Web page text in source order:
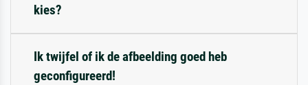
kies?
Ik twijfel of ik de afbeelding goed heb
geconfigureerd!